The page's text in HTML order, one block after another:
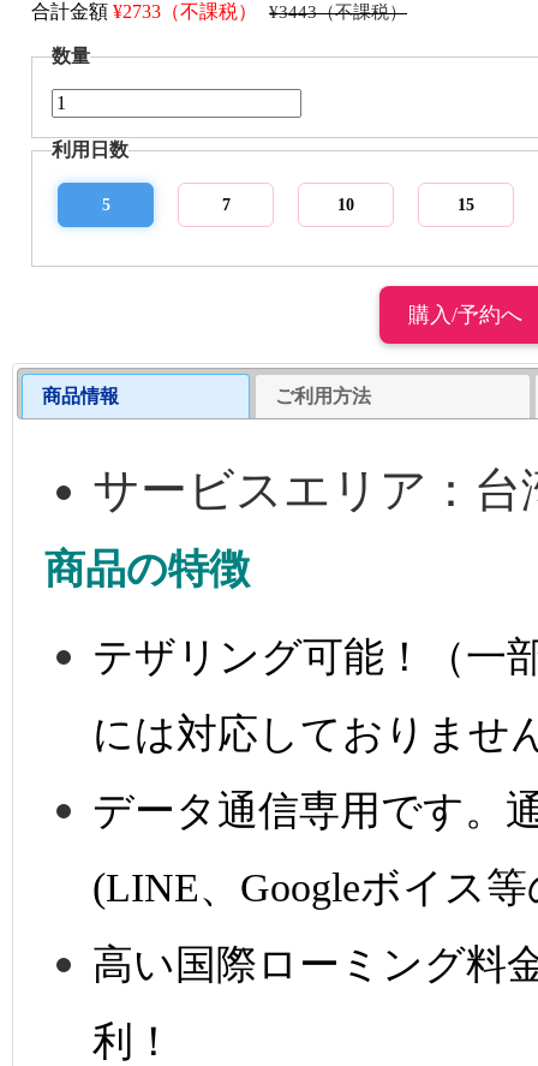
合計金額 ¥2733（不課税） ¥3443（不課税）
数量
利用日数
5 7 10 15
商品情報 ご利用方法
サービスエリア：台
商品の特徴
テザリング可能！（一
には対応しておりませ
データ通信専用です。
(LINE、Googleボイス
高い国際ローミング料
利！